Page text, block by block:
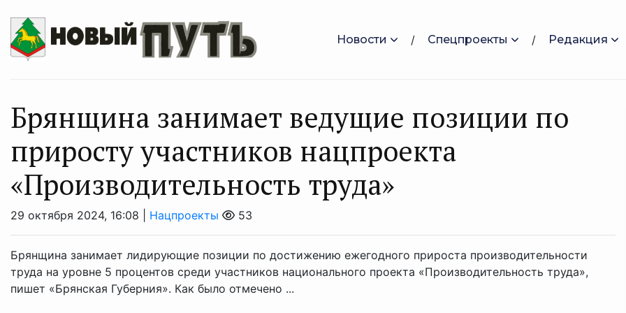
Новости Спецпроекты Редакция
Брянщина занимает ведущие позиции по
приросту участников нацпроекта
«Производительность труда»
29 октября 2024, 16:08 | Нацпроекты 53
Брянщина занимает лидирующие позиции по достижению ежегодного прироста производительности
труда на уровне 5 процентов среди участников национального проекта «Производительность труда»,
пишет «Брянская Губерния». Как было отмечено ...